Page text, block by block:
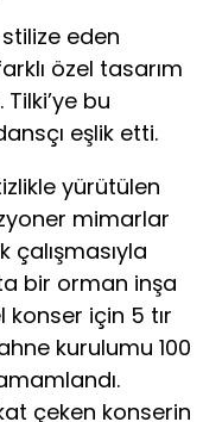
stilize eden
özel tasarım
Tilki’ye bu
eşlik etti.
yürütülen
mimarlar
çalışmasıyla
bir orman inşa
konser için 5 tır
kurulumu 100
çeken konserin